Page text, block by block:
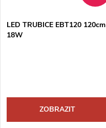
LED TRUBICE EBT120 120cm
18W
ZOBRAZIT